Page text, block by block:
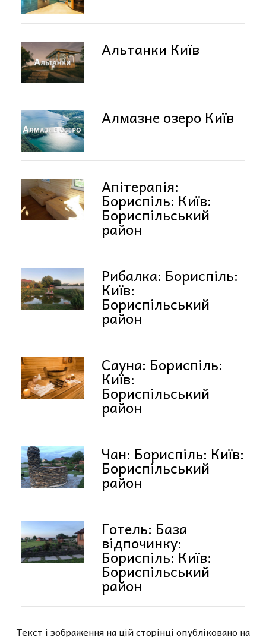
Альтанки Київ
Алмазне озеро Київ
Апітерапія:
Бориспіль: Київ:
Бориспільський
район
Рибалка: Бориспіль:
Київ:
Бориспільський
район
Сауна: Бориспіль:
Київ:
Бориспільський
район
Чан: Бориспіль: Київ:
Бориспільський
район
Готель: База
відпочинку:
Бориспіль: Київ:
Бориспільський
район
Текст і зображення на цій сторінці опубліковано на